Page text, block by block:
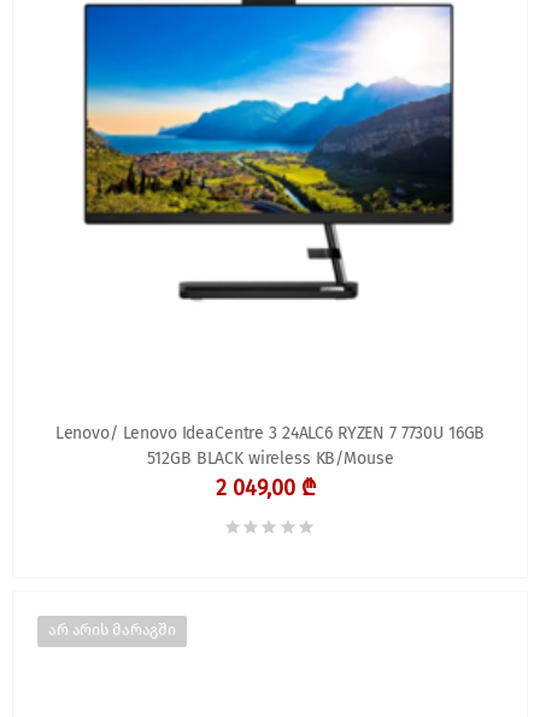
Lenovo/ Lenovo IdeaCentre 3 24ALC6 RYZEN 7 7730U 16GB
512GB BLACK wireless KB/Mouse
2 049,00 ₾
არ არის მარაგში